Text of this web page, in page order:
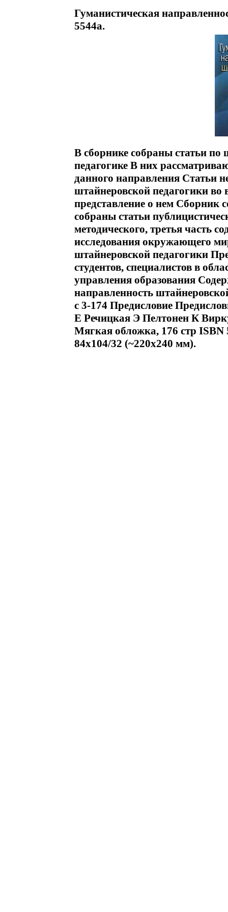
Гуманистическая
5544a.
В сборнике собраны статьи
педагогике В них
данного направления Статьи
штайнеровской педагогики во
представление о нем Сборник
собраны статьи
методического, третья часть
исследования окружающего
штайнеровской педагогики
студентов, специалистов в
управления образования
направленность
c 3-174 Предисловие
Е Речицкая Э Пелтонен К
Мягкая обложка, 176 стр
84x104/32 (~220x240 мм).